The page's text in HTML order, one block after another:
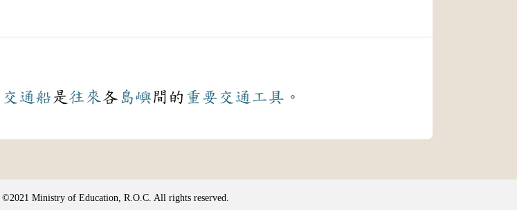
交通船 是 往來各 島嶼間的 重要 交通工具 。
©2021 Ministry of Education, R.O.C. All rights reserved.